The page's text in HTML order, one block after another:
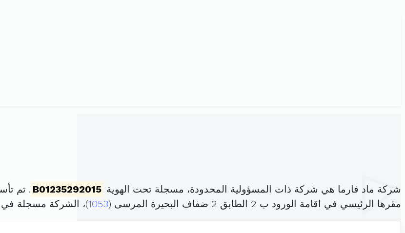
شركة ماد فارما هي شركة ذات المسؤولية المحدودة، مسجلة تحت الهوية B01235292015 . تم تأسيسها في 7
مقرها الرئيسي في اقامة الورود ب 2 الطابق 2 ضفاف البحيرة المرسى (
1053)، الشركة مسجلة